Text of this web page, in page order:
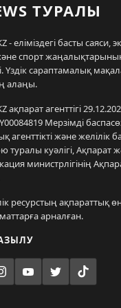
ТУРАЛЫ
- еліміздегі басты
спорт
Үздік сараптамалық
алаңы.
ақпарат агенттігі
Мерзімді
агенттікті және желілік
туралы куәлігі, Ақпарат
министрлігінің
ресурстың ақпараттық
арналған.